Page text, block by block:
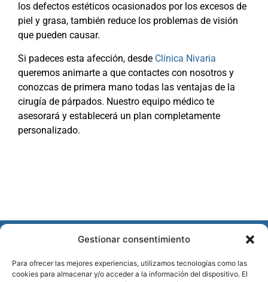
Gestionar consentimiento
Para ofrecer las mejores experiencias, utilizamos tecnologías como las
cookies para almacenar y/o acceder a la información del dispositivo. El
los defectos estéticos ocasionados por los excesos de
piel y grasa, también reduce los problemas de visión
que pueden causar.
Si padeces esta afección, desde Clínica Nivaria
queremos animarte a que contactes con nosotros y
conozcas de primera mano todas las ventajas de la
cirugía de párpados. Nuestro equipo médico te
asesorará y establecerá un plan completamente
personalizado.
CONÓCENOSENCUÉNTRANOS
EN
DÓNDE
ESTAMOS
para